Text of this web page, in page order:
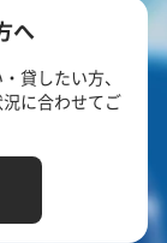
へ
貸したい方、
に合わせてご